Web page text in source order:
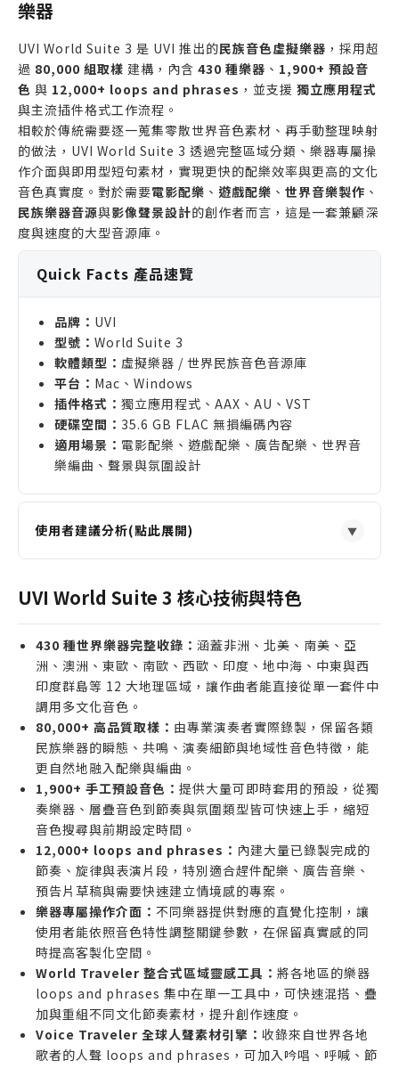
樂器
UVI World Suite 3 是 UVI 推出的民族音色虛擬樂器 ，採用超
過 80,000 組取樣 建構，內含 430 種樂器 、 1,900+ 預設音
色 與 12,000+ loops and phrases ，並支援 獨立應用程式
與主流插件格式工作流程。
相較於傳統需要逐一蒐集零散世界音色素材、再手動整理映射
的做法，UVI World Suite 3 透過完整區域分類、樂器專屬操
作介面與即用型短句素材，實現更快的配樂效率與更高的文化
音色真實度。對於需要電影配樂 、 遊戲配樂 、 世界音樂製作 、
民族樂器音源與影像聲景設計的創作者而言，這是一套兼顧深
度與速度的大型音源庫。
Quick Facts 產品速覽
品牌： UVI
型號： World Suite 3
軟體類型： 虛擬樂器 / 世界民族音色音源庫
平台： Mac、Windows
插件格式： 獨立應用程式、AAX、AU、VST
硬碟空間： 35.6 GB FLAC 無損編碼內容
適用場景： 電影配樂、遊戲配樂、廣告配樂、世界音
樂編曲、聲景與氛圍設計
使用者建議分析(點此展開) ▼
電影與影集配樂師需要快速調用跨洲民族樂器，建立
遊戲與廣告音樂製作人想在短時間內完成具文化氛圍
的節奏、旋律與聲景設計
編曲人已具備基本音源庫，現在需要更完整的世界音
樂素材擴充作品語彙
聲音設計師想用大量 loops and phrases 與人聲片
段，快速生成靈感與草稿
誰不適合購買
只做流行鋼琴、鼓組與基礎電子編曲，幾乎不會使用
民族或地域性音色的用戶
預算有限且只想找單一國家或單一樂器音色，不需要
大型綜合世界音源庫的人
偏好完全自行錄製真實演奏，不依賴虛擬樂器與預錄
短句工作流程的創作者
UVI World Suite 3 核心技術與特色
430 種世界樂器完整收錄： 涵蓋非洲、北美、南美、亞
洲、澳洲、東歐、南歐、西歐、印度、地中海、中東與西
印度群島等 12 大地理區域，讓作曲者能直接從單一套件中
調用多文化音色。
80,000+ 高品質取樣： 由專業演奏者實際錄製，保留各類
民族樂器的瞬態、共鳴、演奏細節與地域性音色特徵，能
更自然地融入配樂與編曲。
1,900+ 手工預設音色： 提供大量可即時套用的預設，從獨
奏樂器、層疊音色到節奏與氛圍類型皆可快速上手，縮短
音色搜尋與前期設定時間。
12,000+ loops and phrases： 內建大量已錄製完成的
節奏、旋律與表演片段，特別適合趕件配樂、廣告音樂、
預告片草稿與需要快速建立情境感的專案。
樂器專屬操作介面： 不同樂器提供對應的直覺化控制，讓
使用者能依照音色特性調整關鍵參數，在保留真實感的同
時提高客製化空間。
World Traveler 整合式區域靈感工具： 將各地區的樂器
loops and phrases 集中在單一工具中，可快速混搭、疊
加與重組不同文化節奏素材，提升創作速度。
Voice Traveler 全球人聲素材引擎： 收錄來自世界各地
歌者的人聲 loops and phrases，可加入吟唱、呼喊、節